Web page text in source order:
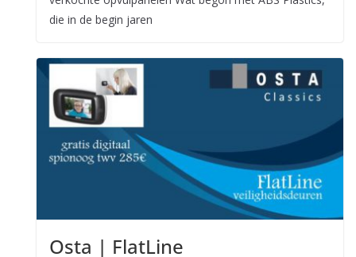
die in de begin jaren
Osta | FlatLine